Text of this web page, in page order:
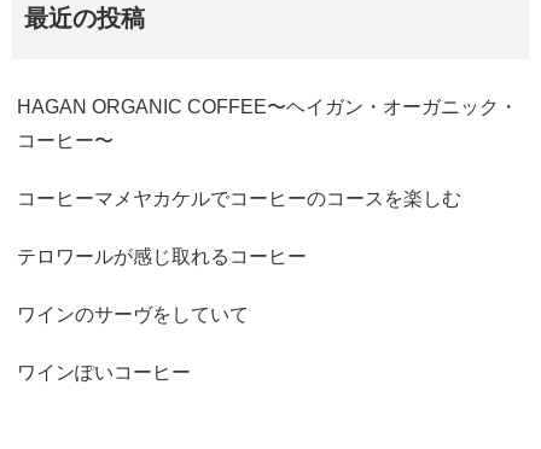
最近の投稿
HAGAN ORGANIC COFFEE〜ヘイガン・オーガニック・
コーヒー〜
コーヒーマメヤカケルでコーヒーのコースを楽しむ
テロワールが感じ取れるコーヒー
ワインのサーヴをしていて
ワインぽいコーヒー